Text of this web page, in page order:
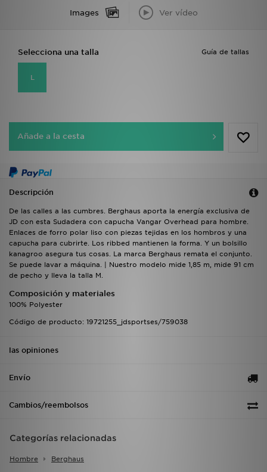
Images Ver vídeo
Guía de tallas
Selecciona una talla
L
Añade a la cesta
Descripción
De las calles a las cumbres. Berghaus aporta la energía exclusiva de
JD con esta Sudadera con capucha Vangar Overhead para hombre.
Enlaces de forro polar liso con piezas tejidas en los hombros y una
capucha para cubrirte. Los ribbed mantienen la forma. Y un bolsillo
kanagroo asegura tus cosas. La marca Berghaus remata el conjunto.
Se puede lavar a máquina. | Nuestro modelo mide 1,85 m, mide 91 cm
de pecho y lleva la talla M.
Composición y materiales
100% Polyester
Código de producto: 19721255_jdsportses/759038
las opiniones
Envío
Cambios/reembolsos
Categorías relacionadas
Hombre Berghaus